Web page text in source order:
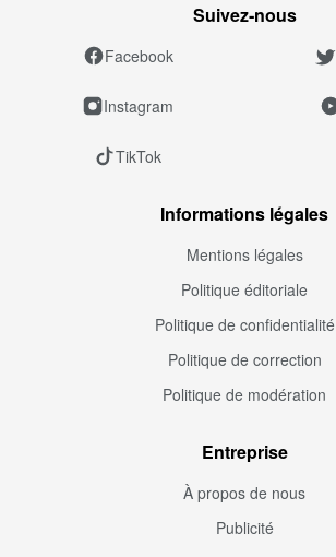
Suivez‑nous
Facebook
Instagram
TikTok
Informations légales
Mentions légales
Politique éditoriale
Politique de confidentialité
Politique de correction
Politique de modération
Entreprise
À propos de nous
Publicité